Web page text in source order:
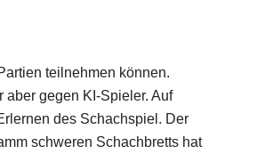
teilnehmen können.
gegen KI-Spieler. Auf
des Schachspiel. Der
schweren Schachbretts hat